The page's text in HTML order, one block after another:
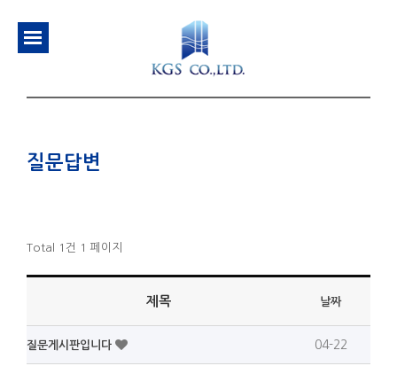
질문답변
Total 1건 1 페이지
제목 날짜
질문게시판입니다 04-22